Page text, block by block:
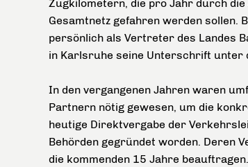
Zugkilometern, die pro Jahr durch die
Gesamtnetz gefahren werden
persönlich als Vertreter des Landes
in Karlsruhe seine Unterschrift unter
In den vergangenen Jahren waren
Partnern nötig gewesen, um die
heutige Direktvergabe der
Behörden gegründet worden. Deren
die kommenden 15 Jahre